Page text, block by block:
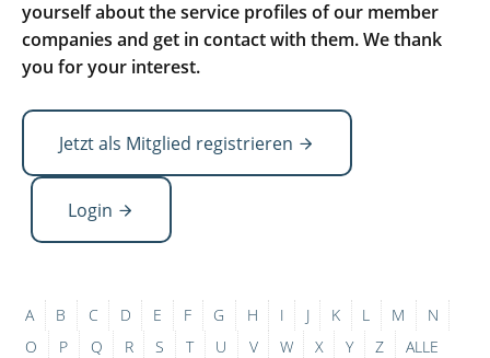
yourself about the service profiles of our member
companies and get in contact with them. We thank
you for your interest.
Jetzt als Mitglied registrieren
Login
A B C D E F G H I J K L M
N
O
P Q R S T U V W X Y Z ALLE